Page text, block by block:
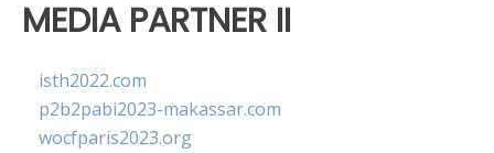
MEDIA PARTNER II
isth2022.com
p2b2pabi2023-makassar.com
wocfparis2023.org